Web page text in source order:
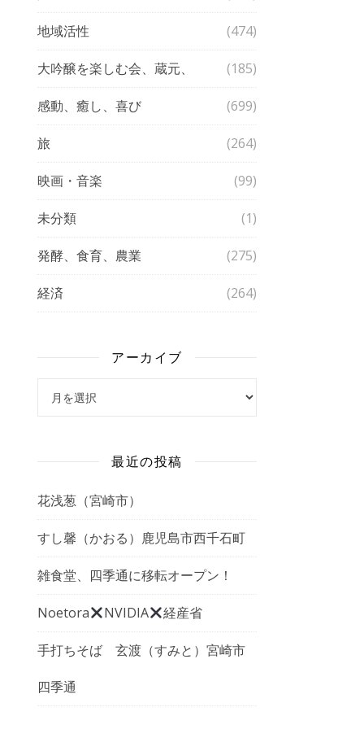
地域活性 (474)
大吟醸を楽しむ会、蔵元、 (185)
感動、癒し、喜び (699)
旅 (264)
映画・音楽 (99)
未分類 (1)
発酵、食育、農業 (275)
経済 (264)
アーカイブ
最近の投稿
花浅葱（宮崎市）
すし馨（かおる）鹿児島市西千石町
雑食堂、四季通に移転オープン！
Noetora NVIDIA 経産省
手打ちそば 玄渡（すみと）宮崎市
四季通